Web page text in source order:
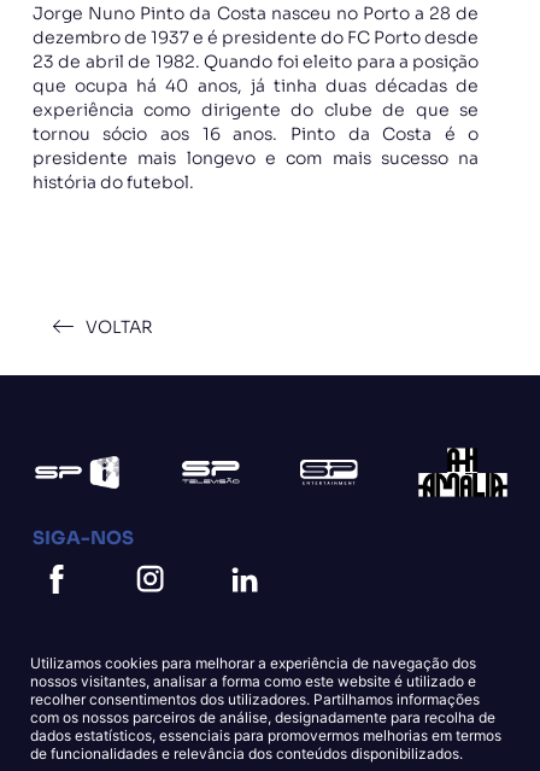
Jorge Nuno Pinto da Costa nasceu no Porto a 28 de
dezembro de 1937 e é presidente do FC Porto desde
23 de abril de 1982. Quando foi eleito para a posição
que ocupa há 40 anos, já tinha duas décadas de
experiência como dirigente do clube de que se
tornou sócio aos 16 anos. Pinto da Costa é o
presidente mais longevo e com mais sucesso na
história do futebol.
VOLTAR
SIGA-NOS
Política de Cookies Política de Privacidade
Utilizamos cookies para melhorar a experiência de navegação dos
nossos visitantes, analisar a forma como este website é utilizado e
recolher consentimentos dos utilizadores. Partilhamos informações
com os nossos parceiros de análise, designadamente para recolha de
dados estatísticos, essenciais para promovermos melhorias em termos
de funcionalidades e relevância dos conteúdos disponibilizados.